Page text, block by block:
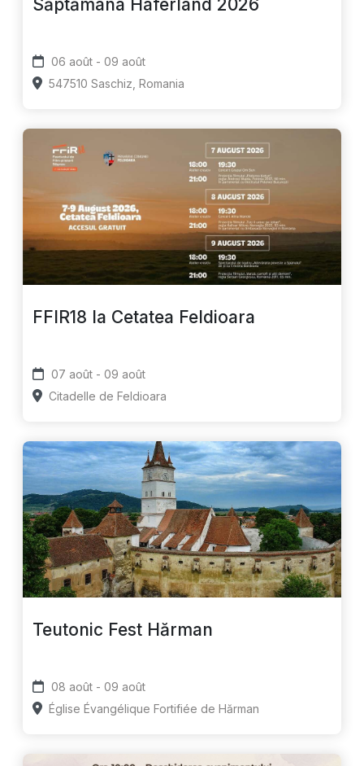
Săptămâna Haferland 2026
06 août - 09 août
547510 Saschiz, Romania
FFIR18 la Cetatea Feldioara
07 août - 09 août
Citadelle de Feldioara
Teutonic Fest Hărman
08 août - 09 août
Église Évangélique Fortifiée de Hărman